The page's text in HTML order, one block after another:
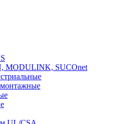
MODULINK, SUCOnet